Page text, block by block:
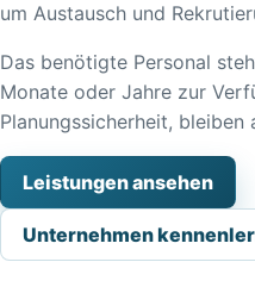
um Austausch und
Das benötigte Personal
Monate oder Jahre zur
Planungssicherheit, bleiben
Leistungen ansehen
Unternehmen